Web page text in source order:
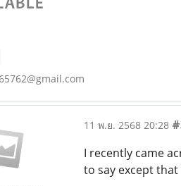
11 พ.ย. 2568 20:28
I recently came
to say except